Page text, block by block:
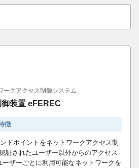
ークアクセス制御システム
装置 eFEREC
徴
ドポイントをネットワークアクセス制
証されたユーザー以外からのアクセス
ーザーごとに利用可能なネットワークを